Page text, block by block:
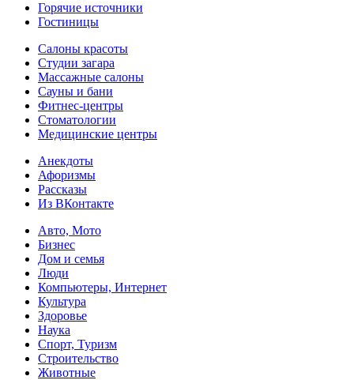
Горячие источники
Гостиницы
Салоны красоты
Студии загара
Массажные салоны
Сауны и бани
Фитнес-центры
Стоматологии
Медицинские центры
Анекдоты
Афоризмы
Рассказы
Из ВКонтакте
Авто, Мото
Бизнес
Дом и семья
Люди
Компьютеры, Интернет
Культура
Здоровье
Наука
Спорт, Туризм
Строительство
Животные